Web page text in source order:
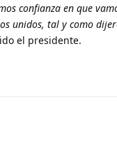
confianza en que
unidos, tal y como
el presidente.